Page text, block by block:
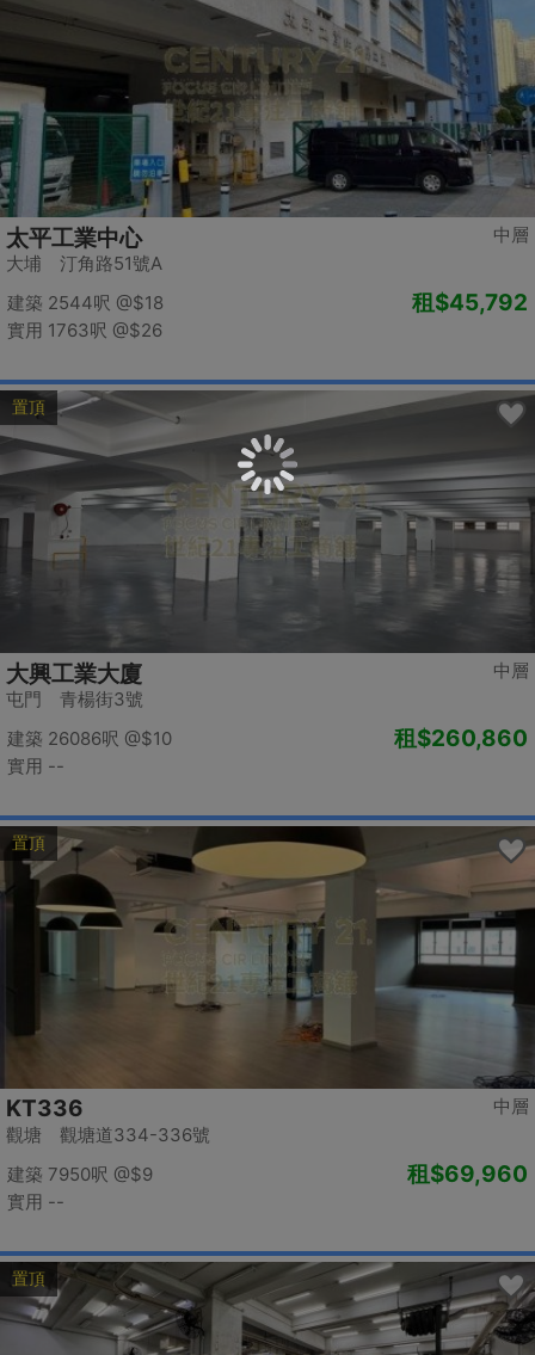
中層
太平工業中心
大埔 汀角路51號A
建築 2544呎 @$18
實用 1763呎 @$26
租$45,792
置頂
中層
大興工業大廈
屯門 青楊街3號
建築 26086呎 @$10
實用 --
租$260,860
置頂
中層
KT336
觀塘 觀塘道334-336號
建築 7950呎 @$9
實用 --
租$69,960
置頂